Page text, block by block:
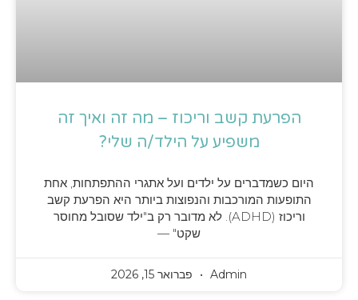
הפרעת קשב וריכוז – מה זה ואיך זה
משפיע על הילד/ה שלי?
היום כשמדברים על ילדים ועל אתגרי ההתפתחות, אחת
התופעות המורכבות והנפוצות ביותר היא הפרעת קשב
וריכוז (ADHD). לא מדובר רק ב"ילד שסובל מחוסר
שקט" —
Admin פברואר 15, 2026